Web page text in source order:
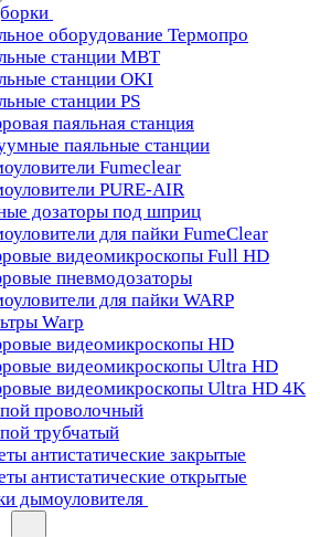
оборудование Термопро
станции MBT
станции OKI
станции PS
паяльная станция
паяльные станции
Fumeclear
PURE-AIR
дозаторы под шприц
для пайки FumeClear
видеомикроскопы Full HD
пневмодозаторы
для пайки WARP
Warp
видеомикроскопы HD
видеомикроскопы Ultra HD
видеомикроскопы Ultra HD 4K
проволочный
трубчатый
антистатические закрытые
антистатические открытые
дымоуловителя